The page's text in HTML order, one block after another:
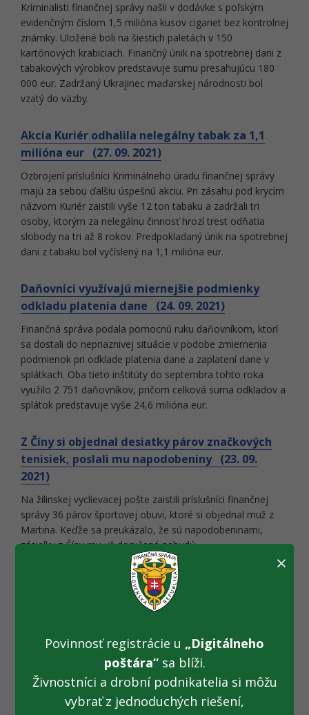
Kriminalisti finančnej správy našli v dodávke s poľským
evidenčným číslom 1,5 milióna kusov cigariet bez kontrolnej
známky. Uložené boli na šiestich paletách v 150
kartónových krabiciach. Finančný únik na spotrebnej dani z
tabakových výrobkov predstavuje sumu presahujúcu 180
000 eur. Zadržaný Ukrajinec maďarskej národnosti bol
vzatý do väzby.
Akcia Kuriér odhalila nelegálny tabak za 1,1
milióna eur (27. 09. 2021)
Ozbrojení príslušníci Kriminálneho úradu finančnej správy
majú za sebou ďalšiu úspešnú akciu. Pri zásahu pod krycím
názvom Kuriér zaistili vyše 12 ton tabaku a zadržali tri
osoby, ktorým za nelegálnu činnosť hrozí trest odňatia
slobody na tri až 8 rokov. Predpokladaný únik na spotrebnej
dani z tabaku bol vyčíslený na 1,1 milióna eur.
Daňovníci využívajú miernejšie podmienky
odkladu platenia dane (24. 09. 2021)
Finančná správa podala pomocnú ruku daňovníkom, ktorí
sa dostali do nepriaznivej situácie v podobe zmiernenia
podmienok pri odklade platenia dane a zaplatení dane v
splátkach. Oba tieto inštitúty do septembra tohto roka
využilo 2 751 daňovníkov, pričom celková suma odkladov a
splátok predstavuje vyše 24,6 milióna eur.
Z Číny si objednal desiatky párov značkových
tenisiek, poslali mu napodobeniny (23. 09.
2021)
Na žilinskej vyclievacej pošte zaistili príslušníci finančnej
správy 36 párov športovej obuvi, ktoré si objednal muž z
Martina. Keďže sa preukázalo, že sú napodobeninami,
zásielky z Číny mu už doručené nebudú.
Po kontrole pokladní tržba rastie (22. 09. 2021)
Kontrolóri finančnej správy skontrolovali minulý mesiac 822
o používaní elektronickej registračnej pokladnice (ERP) zistili
v 139 prípadoch. Vinníkom udelili pokuty vo výške 35 210
Zaistili sme podozrivú športovú obuv (20. 09.
×
Povinnosť registrácie u „Digitálneho
poštára“sa blíži.
Živnostníci a drobní podnikatelia si môžu
vybrať z jednoduchých riešení,